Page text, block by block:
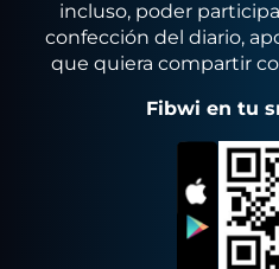
incluso, poder
confección del diario,
que quiera compartir
Fibwi en tu